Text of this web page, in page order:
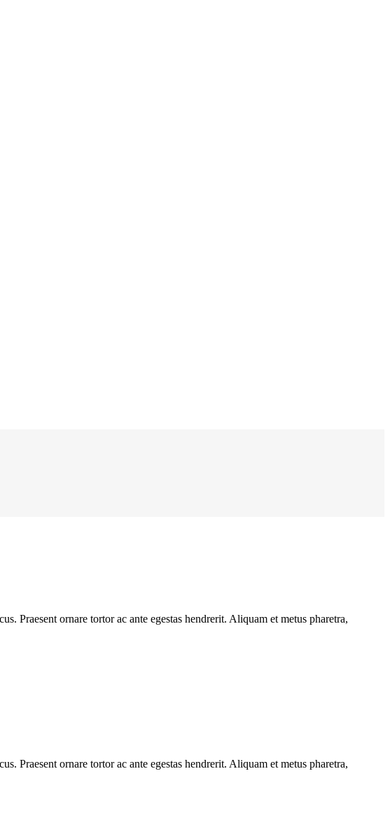
Praesent ornare tortor ac ante egestas hendrerit. Aliquam et metus pharetra,
Praesent ornare tortor ac ante egestas hendrerit. Aliquam et metus pharetra,